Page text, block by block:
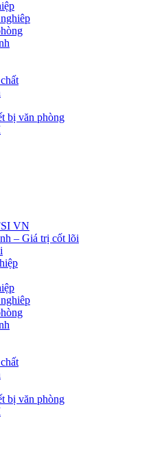
bị văn phòng
VN
– Giá trị cốt lõi
bị văn phòng